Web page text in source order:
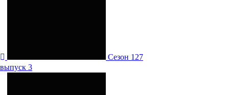
Сезон 127
выпуск 3